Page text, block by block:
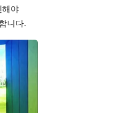
해야
니다.